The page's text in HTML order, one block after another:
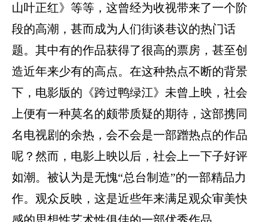
山叶正红》等等，这曾经为收视带来了一个阶
段的高潮，甚而成为人们街谈巷议的热门话
题。其中有的作品获得了很高的票房 ， 甚至创
造近年来少有的高点。在这种热点不断的背景
下，电影版的《跨过鸭绿江》未曾上映，社会
上便有一种莫名的颇带质疑的期待，这部携同
名电视剧的余热，会不会是一部蹭热点的作品
呢？然而，电影上映以后，社会上一下子好评
如潮。被认为是无愧“总台制造”的一部精品力
作。观众反映，这是近些年来满足观众审美快